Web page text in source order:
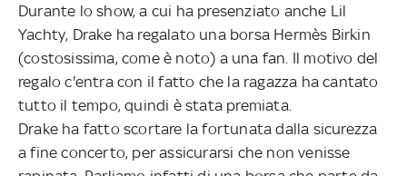
Durante lo show, a cui ha presenziato anche Lil
Yachty, Drake ha regalato una borsa Hermès Birkin
(costosissima, come è noto) a una fan. Il motivo del
regalo c'entra con il fatto che la ragazza ha cantato
tutto il tempo, quindi è stata premiata.
Drake ha fatto scortare la fortunata dalla sicurezza
a fine concerto, per assicurarsi che non venisse